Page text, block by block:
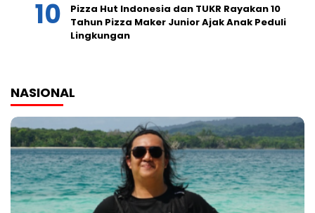
Pizza Hut Indonesia dan TUKR Rayakan 10
Tahun Pizza Maker Junior Ajak Anak Peduli
Lingkungan
NASIONAL